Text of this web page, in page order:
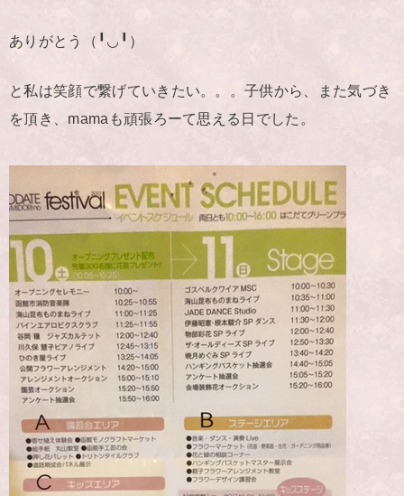
ありがとう（╹◡╹）
と私は笑顔で繋げていきたい。。。子供から、また気づき
を頂き、mamaも頑張ろーて思える日でした。